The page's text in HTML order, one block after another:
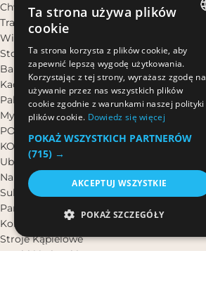
Chwosty dekoracyjne
Trawy dekoracyjne
Wieszaki rattanowe
Stojące
Bali Bali Spa
Kadzidełka zapachowe
Palo Santo
Mydła naturalne
POMYSŁ NA PREZENT
KOBIETA
Ubrania
Narzutki plażowe
Sukienki Boho
Pareo plażowe
Komplety Damskie
Stroje Kąpielowe
Torebki i plecaki
POLISH
Ta strona używa plików
cookie
Ta strona korzysta z plików cookie, aby
zapewnić lepszą wygodę użytkowania.
Korzystając z tej strony, wyrażasz zgodę na
używanie przez nas wszystkich plików
cookie zgodnie z warunkami naszej polityki
plików cookie. Dowiedz się więcej
POKAŻ WSZYSTKICH PARTNERÓW
(715) →
AKCEPTUJ WSZYSTKIE
POKAŻ SZCZEGÓŁY